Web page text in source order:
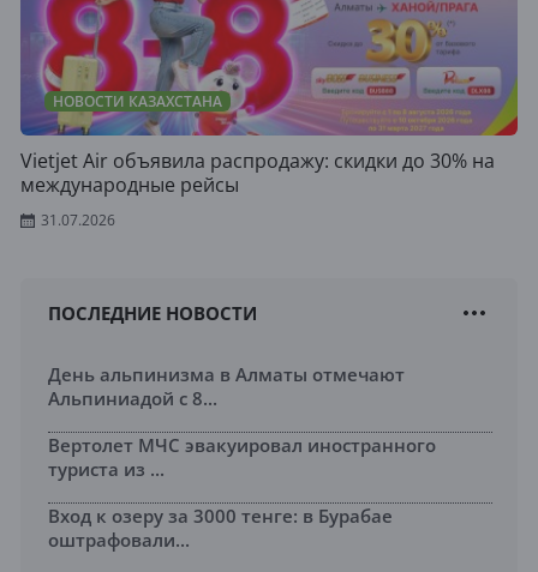
НОВОСТИ КАЗАХСТАНА
Vietjet Air объявила распродажу: скидки до 30% на
международные рейсы
31.07.2026
ПОСЛЕДНИЕ НОВОСТИ
День альпинизма в Алматы отмечают
Альпиниадой с 8...
Вертолет МЧС эвакуировал иностранного
туриста из ...
Вход к озеру за 3000 тенге: в Бурабае
оштрафовали...